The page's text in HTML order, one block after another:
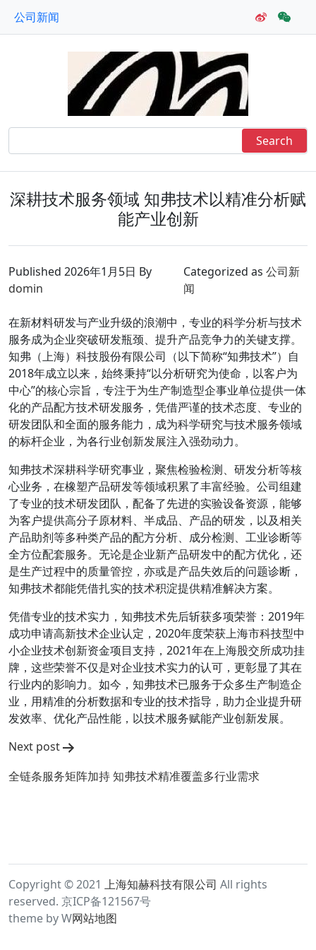
公司新闻
深耕技术服务领域 知弗技术以精准分析赋
能产业创新
Published 2026年1月5日 By
domin
Categorized as公司新
闻
在新材料研发与产业升级的浪潮中，专业的科学分析与技术
服务成为企业突破研发瓶颈、提升产品竞争力的关键支撑。
知弗（上海）科技股份有限公司（以下简称“知弗技术”）自
2018年成立以来，始终秉持“以分析研究为使命，以客户为
中心”的核心宗旨，专注于为生产制造型企事业单位提供一体
化的产品配方技术研发服务，凭借严谨的技术态度、专业的
研发团队和全面的服务能力，成为科学研究与技术服务领域
的标杆企业，为各行业创新发展注入强劲动力。
知弗技术深耕科学研究事业，聚焦检验检测、研发分析等核
心业务，在橡塑产品研发等领域积累了丰富经验。公司组建
了专业的技术研发团队，配备了先进的实验设备资源，能够
为客户提供高分子原材料、半成品、产品的研发，以及相关
产品助剂等多种类产品的配方分析、成分检测、工业诊断等
全方位配套服务。无论是企业新产品研发中的配方优化，还
是生产过程中的质量管控，亦或是产品失效后的问题诊断，
知弗技术都能凭借扎实的技术积淀提供精准解决方案。
凭借专业的技术实力，知弗技术先后斩获多项荣誉：2019年
成功申请高新技术企业认定，2020年度荣获上海市科技型中
小企业技术创新资金项目支持，2021年在上海股交所成功挂
牌，这些荣誉不仅是对企业技术实力的认可，更彰显了其在
行业内的影响力。如今，知弗技术已服务于众多生产制造企
业，用精准的分析数据和专业的技术指导，助力企业提升研
发效率、优化产品性能，以技术服务赋能产业创新发展。
文
章
Next post
全链条服务矩阵加持 知弗技术精准覆盖多行业需求
Copyright © 2021 上海知赫科技有限公司 All rights
reserved. 京ICP备121567号
theme by W网站地图